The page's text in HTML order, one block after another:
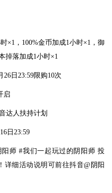
×1，100%金币加成1小时×1，御
掉落加成1小时×1
26日23:59限购10次
启
达人扶持计划
日23:59
师 #我们一起玩过的阴阳师 投
详细活动说明可前往抖音@阴阳